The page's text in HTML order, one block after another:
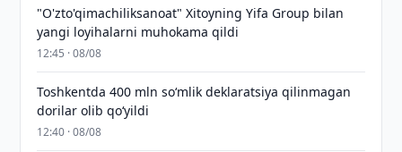
"O'zto'qimachiliksanoat" Xitoyning Yifa Group bilan
yangi loyihalarni muhokama qildi
12:45 · 08/08
Toshkentda 400 mln so‘mlik deklaratsiya qilinmagan
dorilar olib qo‘yildi
12:40 · 08/08